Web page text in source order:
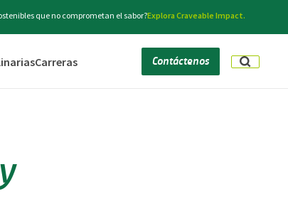
que no comprometan el sabor?Explora Craveable Impact.
Carreras Contáctenos